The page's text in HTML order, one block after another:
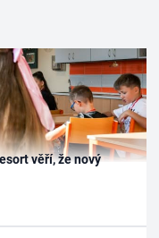
věří, že nový